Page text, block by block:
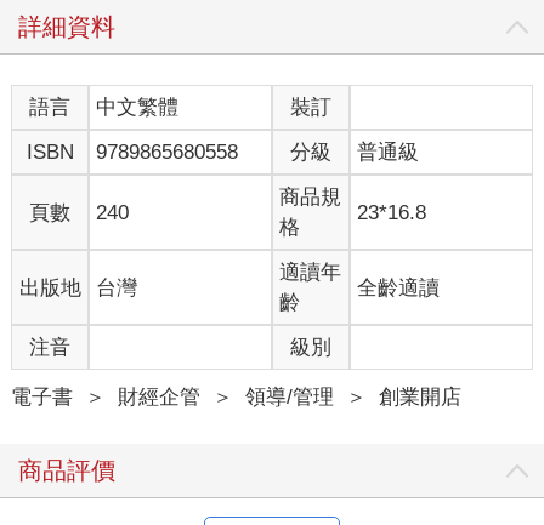
詳細資料
語言 中文繁體
裝訂
ISBN
9789865680558 分級 普通級
頁數 240
商品規
格
23*16.8
出版地 台灣
適讀年
齡
全齡適讀
注音 級別
電子書 ＞ 財經企管 ＞ 領導/管理 ＞ 創業開店
商品評價